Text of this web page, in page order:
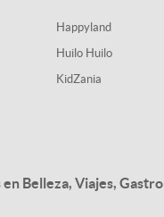
Happyland
Huilo Huilo
KidZania
Belleza, Viajes,